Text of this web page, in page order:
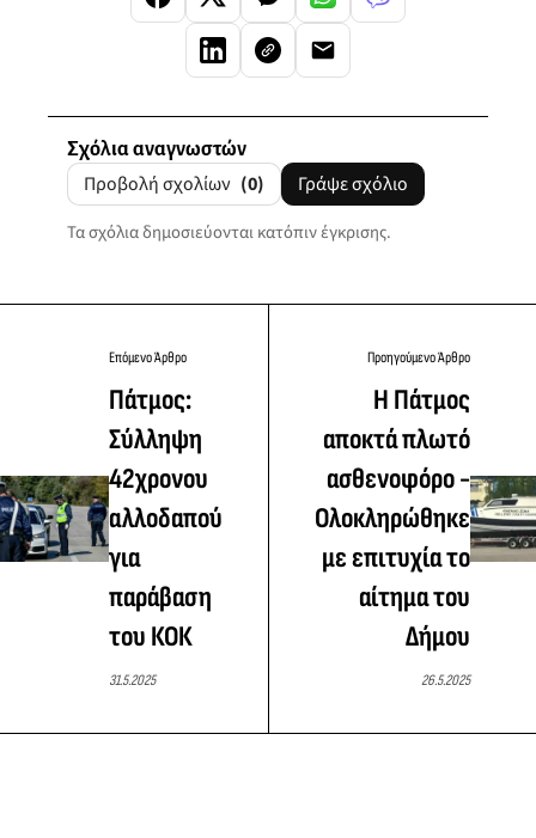
Σχόλια αναγνωστών
Προβολή σχολίων (0) Γράψε σχόλιο
Τα σχόλια δημοσιεύονται κατόπιν έγκρισης.
Επόμενο Άρθρο
Πάτμος:
Σύλληψη
42χρονου
αλλοδαπού
για
παράβαση
του ΚΟΚ
31.5.2025
Προηγούμενο Άρθρο
Η Πάτμος
αποκτά πλωτό
ασθενοφόρο -
Ολοκληρώθηκε
με επιτυχία το
αίτημα του
Δήμου
26.5.2025